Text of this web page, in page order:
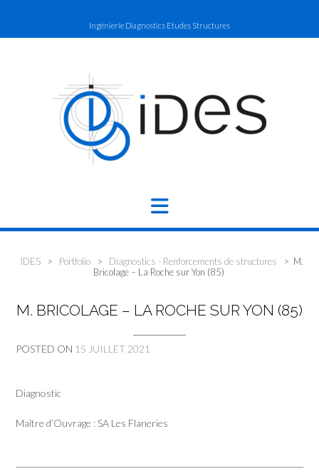
content
Ingénierie Diagnostics Etudes Structures
IDES > Portfolio > Diagnostics - Renforcements de structures > M.
Bricolage – La Roche sur Yon (85)
M. BRICOLAGE – LA ROCHE SUR YON (85)
POSTED ON 15 JUILLET 2021
Diagnostic
Maître d’Ouvrage : SA Les Flaneries